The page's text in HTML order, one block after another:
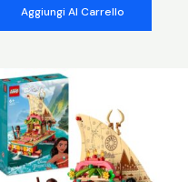
Aggiungi Al Carrello